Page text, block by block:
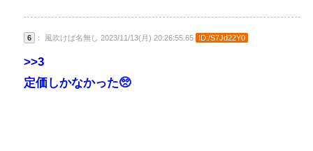
6 ： 風吹けば名無し 2023/11/13(月) 20:26:55.65 ID:/S7Jd22Y0
>>3
定価しかなかった🥺